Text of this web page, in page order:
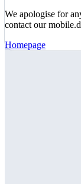
We apologise for
contact our
Homepage